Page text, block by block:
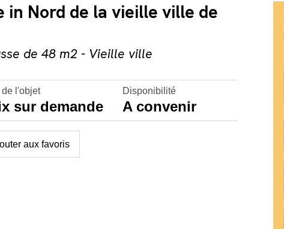
in Nord de la vieille ville de
de 48 m2 - Vieille ville
de l'objet
sur demande
Disponibilité
A convenir
aux favoris